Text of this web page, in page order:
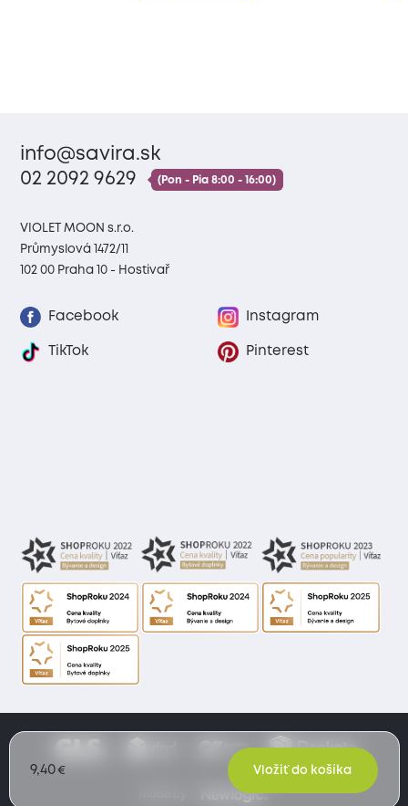
9,40€ Vložiť do košíka
info@savira.sk
02 2092 9629
(Pon - Pia 8:00 - 16:00)
VIOLET MOON s.r.o.
Průmyslová 1472/11
102 00 Praha 10 - Hostivař
Facebook Instagram
TikTok Pinterest